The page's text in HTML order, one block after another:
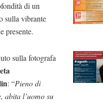
di un
sulla vibrante
presente.
sulla fotografa
: “Pieno di
abita l’uomo su